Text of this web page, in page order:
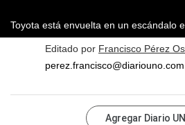
Toyota está envuelta en un escándalo
Editado por Francisco Pérez
Agregar Diario